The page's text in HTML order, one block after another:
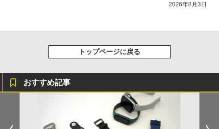
2026年8月3日
トップページに戻る
おすすめ記事